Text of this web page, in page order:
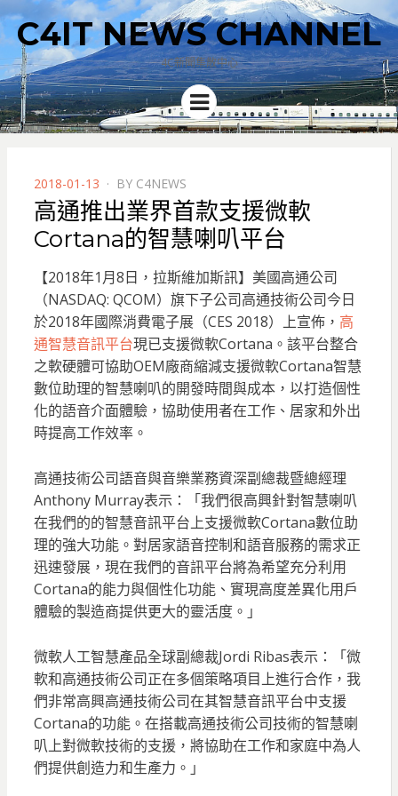
C4IT NEWS CHANNEL
4C新聞集散中心
Menu
POSTED
ON
2018-01-13 BY C4NEWS
高通推出業界首款支援微軟
Cortana的智慧喇叭平台
【2018年1月8日，拉斯維加斯訊】美國高通公司
（NASDAQ: QCOM）旗下子公司高通技術公司今日
於2018年國際消費電子展（CES 2018）上宣佈， 高
通智慧音訊平台現已支援微軟Cortana。該平台整合
之軟硬體可協助OEM廠商縮減支援微軟Cortana智慧
數位助理的智慧喇叭的開發時間與成本，以打造個性
化的語音介面體驗，協助使用者在工作、居家和外出
時提高工作效率。
高通技術公司語音與音樂業務資深副總裁暨總經理
Anthony Murray表示：「我們很高興針對智慧喇叭
在我們的的智慧音訊平台上支援微軟Cortana數位助
理的強大功能。對居家語音控制和語音服務的需求正
迅速發展，現在我們的音訊平台將為希望充分利用
Cortana的能力與個性化功能、實現高度差異化用戶
體驗的製造商提供更大的靈活度。」
微軟人工智慧產品全球副總裁Jordi Ribas表示：「微
軟和高通技術公司正在多個策略項目上進行合作，我
們非常高興高通技術公司在其智慧音訊平台中支援
Cortana的功能。在搭載高通技術公司技術的智慧喇
叭上對微軟技術的支援，將協助在工作和家庭中為人
們提供創造力和生產力。」